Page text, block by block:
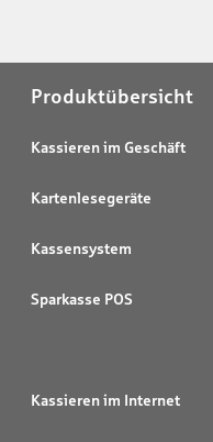
Produktübersicht
Kassieren im Geschäft
Kartenlesegeräte
Kassensystem
Sparkasse POS
Kassieren im Internet